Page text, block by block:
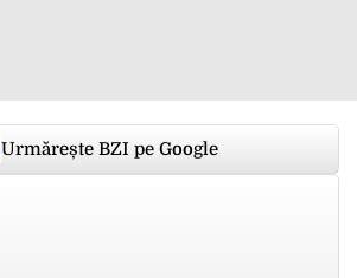
Urmărește BZI pe Google